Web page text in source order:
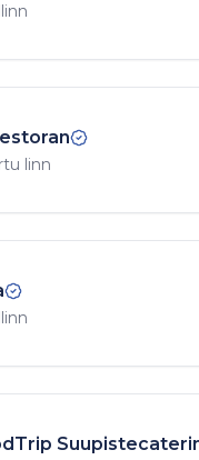
linn